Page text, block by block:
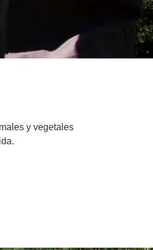
y vegetales